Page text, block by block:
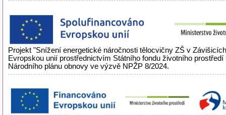
Projekt "Snížení energetické náročnosti tělocvičny ZŠ v
Evropskou unií prostřednictvím Státního fondu životního
Národního plánu obnovy ve výzvě NPŽP 8/2024.